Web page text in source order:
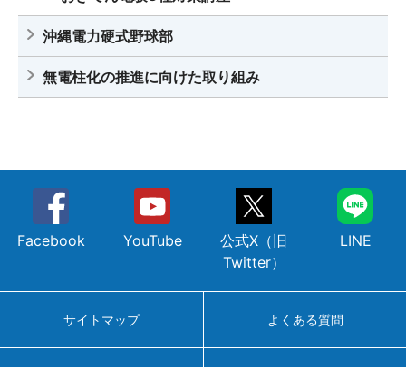
沖縄電力硬式野球部
無電柱化の推進に向けた取り組み
Facebook YouTube
公式X（旧
Twitter）
LINE
サイトマップ よくある質問